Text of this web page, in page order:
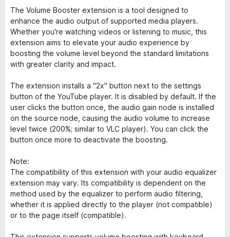
The Volume Booster extension is a tool designed to
enhance the audio output of supported media players.
Whether you're watching videos or listening to music, this
extension aims to elevate your audio experience by
boosting the volume level beyond the standard limitations
with greater clarity and impact.
The extension installs a "2x" button next to the settings
button of the YouTube player. It is disabled by default. If the
user clicks the button once, the audio gain node is installed
on the source node, causing the audio volume to increase
level twice (200%; similar to VLC player). You can click the
button once more to deactivate the boosting.
Note:
The compatibility of this extension with your audio equalizer
extension may vary. Its compatibility is dependent on the
method used by the equalizer to perform audio filtering,
whether it is applied directly to the player (not compatible)
or to the page itself (compatible).